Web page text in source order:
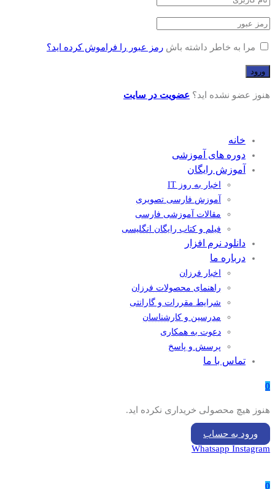
مرا به خاطر داشته باش رمز عبور را فراموش کرده اید؟
هنوز عضو نشده اید؟ عضویت در سایت
خانه
دوره های آموزشی
آموزش رایگان
اخبار به روز IT
آموزش فارسی تصویری
مقالات آموزشی فارسی
فیلم و کتاب رایگان انگلیسی
دانلود نرم افزار
درباره ما
اخبار فرزان
راهنمای محصولات فرزان
شرایط مقررات و گارانتی
مدرسین و کارشناسان
دعوت به همکاری
پرسش و پاسخ
تماس با ما
0
هنوز هیچ محصولی خریداری نکرده اید.
ورود به حساب
Whatsapp Instagram
0